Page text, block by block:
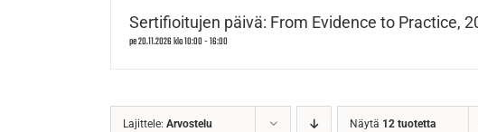
Sertifioitujen päivä: From Evidence to Practice,
pe 20.11.2026 klo 10:00-16:00
Lajittele: Arvostelu Näytä 12 tuotetta